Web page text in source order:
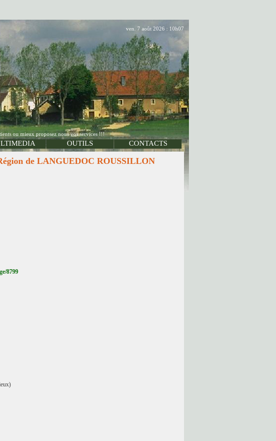
ven. 7 août 2026 : 10h07
ou mieux proposez nous vos services !!!
OUTILS CONTACTS
de LANGUEDOC ROUSSILLON
8799